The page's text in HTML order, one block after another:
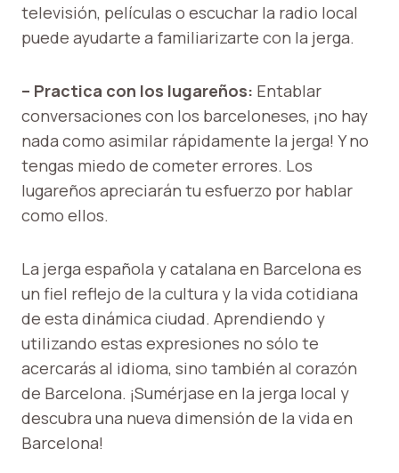
televisión, películas o escuchar la radio local
puede ayudarte a familiarizarte con la jerga.
– Practica con los lugareños: Entablar
conversaciones con los barceloneses, ¡no hay
nada como asimilar rápidamente la jerga! Y no
tengas miedo de cometer errores. Los
lugareños apreciarán tu esfuerzo por hablar
como ellos.
La jerga española y catalana en Barcelona es
un fiel reflejo de la cultura y la vida cotidiana
de esta dinámica ciudad. Aprendiendo y
utilizando estas expresiones no sólo te
acercarás al idioma, sino también al corazón
de Barcelona. ¡Sumérjase en la jerga local y
descubra una nueva dimensión de la vida en
Barcelona!